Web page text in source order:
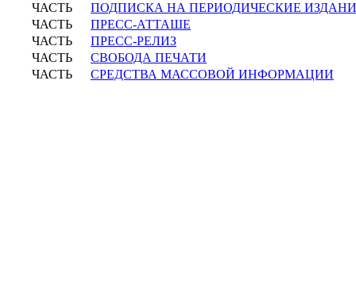
ЧАСТЬ
ПОДПИСКА НА ПЕРИОДИЧЕСКИЕ
ЧАСТЬ
ПРЕСС-АТТАШЕ
ЧАСТЬ
ПРЕСС-РЕЛИЗ
ЧАСТЬ
СВОБОДА ПЕЧАТИ
ЧАСТЬ
СРЕДСТВА МАССОВОЙ ИНФОРМАЦИИ